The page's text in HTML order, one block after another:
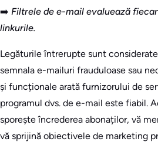
➡️ Filtrele de e-mail evaluează
linkurile.
Legăturile întrerupte sunt
semnala e-mailuri frauduloase sau
și funcționale arată furnizorului de
programul dvs. de e-mail este fiabil.
sporește încrederea abonaților, vă
vă sprijină obiectivele de marketing